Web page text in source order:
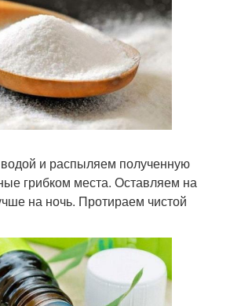
и распыляем полученную
грибком места. Оставляем на
на ночь. Протираем чистой